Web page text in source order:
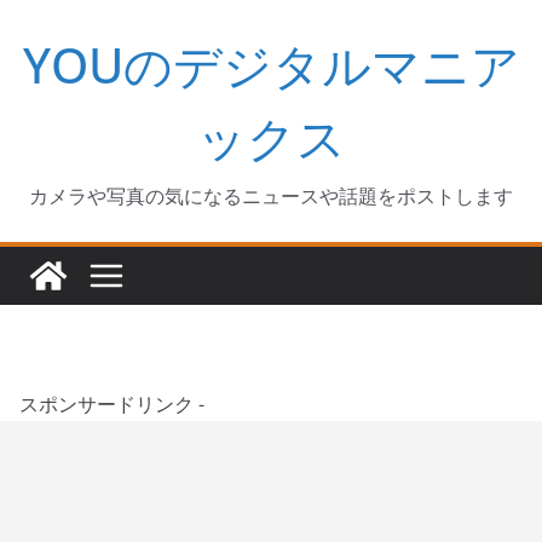
キ
YOUのデジタルマニア
ックス
カメラや写真の気になるニュースや話題をポストします
スポンサードリンク -